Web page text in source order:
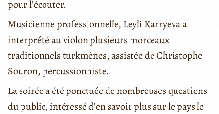
pour l’écouter.
Musicienne professionnelle, Leyli Karryeva a
interprété au violon plusieurs morceaux
traditionnels turkmènes, assistée de Christophe
Souron, percussionniste.
La soirée a été ponctuée de nombreuses questions
du public, intéressé d’en savoir plus sur le pays le